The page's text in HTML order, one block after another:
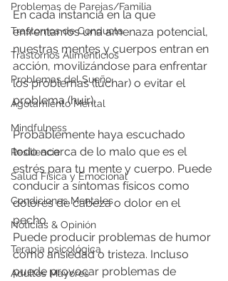
Problemas de Parejas/Familia
Trastornos de Conducta
Trastornos Alimenticios
Problemas del Sueño
Agotamiento Mental
Mindfulness
Resiliencia
Salud Física y Emocional
Condiciones Mentales
Noticias & Opinión
Terapia psicológica
Adultos Mayores
En cada instancia en la que
enfrentamos una amenaza potencial,
nuestras mentes y cuerpos entran en
acción, movilizándose para enfrentar
los problemas (luchar) o evitar el
problema (huir).
Probablemente haya escuchado
todo acerca de lo malo que es el
estrés para tu mente y cuerpo. Puede
conducir a síntomas físicos como
dolores de cabeza o dolor en el
pecho.
Puede producir problemas de humor
como ansiedad o tristeza. Incluso
puede provocar problemas de